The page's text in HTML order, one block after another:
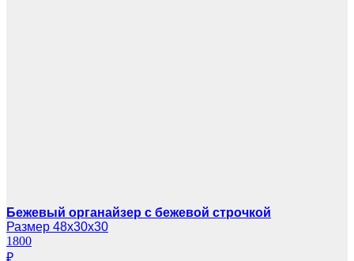
Бежевый органайзер с бежевой строчкой
Размер 48х30х30
1800
₽